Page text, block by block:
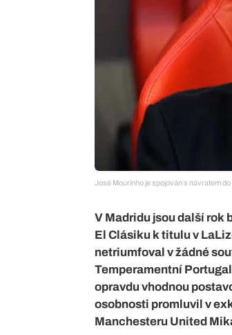
José Mourinho je spojován s návratem
V Madridu jsou další rok
El Clásiku k titulu v
netriumfoval v žádné
Temperamentní
opravdu vhodnou
osobnosti promluvil v
Manchesteru United